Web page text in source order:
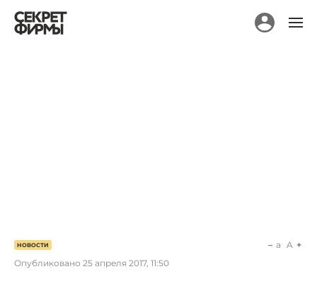
НОВОСТИ
Опубликовано 25 апреля 2017, 11:50
a A